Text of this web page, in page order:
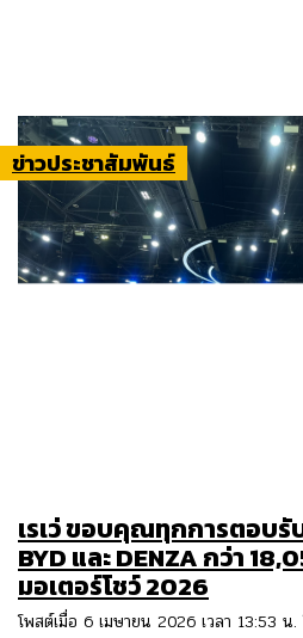
ข่าวประชาสัมพันธ์
เรเว่ ขอบคุณทุกการตอบ
BYD และ DENZA กว่า
มอเตอร์โชว์ 2026
โพสต์เมื่อ 6 เมษายน 2026 เวลา 13:53 น.